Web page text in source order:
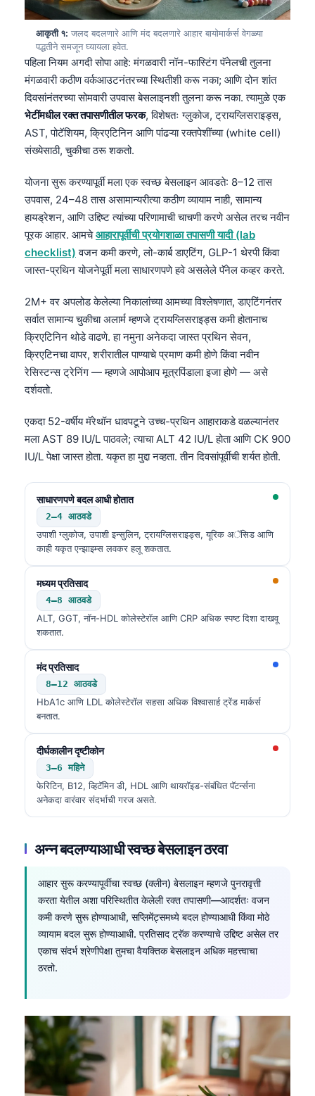
आकृती १: जलद बदलणारे आणि मंद बदलणारे आहार बायोमार्कर्स वेगळ्या
पद्धतीने समजून घ्यायला हवेत.
पहिला नियम अगदी सोपा आहे: मंगळवारी नॉन-फास्टिंग पॅनेलची तुलना
मंगळवारी कठीण वर्कआउटनंतरच्या स्थितीशी करू नका; आणि दोन शांत
दिवसांनंतरच्या सोमवारी उपवास बेसलाइनशी तुलना करू नका. त्यामुळे एक
भेटींमधील रक्त तपासणीतील फरक, विशेषतः ग्लुकोज, ट्रायग्लिसराइड्स,
AST, पोटॅशियम, क्रिएटिनिन आणि पांढऱ्या रक्तपेशींच्या (white cell)
संख्येसाठी, चुकीचा ठरू शकतो.
योजना सुरू करण्यापूर्वी मला एक स्वच्छ बेसलाइन आवडते: 8–12 तास
उपवास, 24–48 तास असामान्यरीत्या कठीण व्यायाम नाही, सामान्य
हायड्रेशन, आणि उद्दिष्ट त्यांच्या परिणामाची चाचणी करणे असेल तरच नवीन
पूरक आहार. आमचेआहारापूर्वीची प्रयोगशाळा तपासणी यादी (lab
checklist) वजन कमी करणे, लो-कार्ब डाएटिंग, GLP-1 थेरपी किंवा
जास्त-प्रथिन योजनेपूर्वी मला साधारणपणे हवे असलेले पॅनेल कव्हर करते.
2M+ वर अपलोड केलेल्या निकालांच्या आमच्या विश्लेषणात, डाएटिंगनंतर
सर्वात सामान्य चुकीचा अलार्म म्हणजे ट्रायग्लिसराइड्स कमी होतानाच
क्रिएटिनिन थोडे वाढणे. हा नमुना अनेकदा जास्त प्रथिन सेवन,
क्रिएटिनचा वापर, शरीरातील पाण्याचे प्रमाण कमी होणे किंवा नवीन
रेसिस्टन्स ट्रेनिंग — म्हणजे आपोआप मूत्रपिंडाला इजा होणे — असे
दर्शवतो.
एकदा 52-वर्षीय मॅरेथॉन धावपटूने उच्च-प्रथिन आहाराकडे वळल्यानंतर
मला AST 89 IU/L पाठवले; त्याचा ALT 42 IU/L होता आणि CK 900
IU/L पेक्षा जास्त होता. यकृत हा मुद्दा नव्हता. तीन दिवसांपूर्वीची शर्यत होती.
साधारणपणे बदल आधी होतात
2–4 आठवडे
उपाशी ग्लुकोज, उपाशी इन्सुलिन, ट्रायग्लिसराइड्स, यूरिक अॅसिड आणि
काही यकृत एन्झाइम्स लवकर हलू शकतात.
मध्यम प्रतिसाद
4–8 आठवडे
ALT, GGT, नॉन-HDL कोलेस्टेरॉल आणि CRP अधिक स्पष्ट दिशा दाखवू
शकतात.
मंद प्रतिसाद
8–12 आठवडे
HbA1c आणि LDL कोलेस्टेरॉल सहसा अधिक विश्वासार्ह ट्रेंड मार्कर्स
बनतात.
दीर्घकालीन दृष्टीकोन
3–6 महिने
फेरिटिन, B12, व्हिटॅमिन डी, HDL आणि थायरॉइड-संबंधित पॅटर्न्सना
अनेकदा वारंवार संदर्भाची गरज असते.
अन्न बदलण्याआधी स्वच्छ बेसलाइन ठरवा
आहार सुरू करण्यापूर्वीचा स्वच्छ (क्लीन) बेसलाइन म्हणजे पुनरावृत्ती
करता येतील अशा परिस्थितीत केलेली रक्त तपासणी—आदर्शतः वजन
कमी करणे सुरू होण्याआधी, सप्लिमेंट्समध्ये बदल होण्याआधी किंवा मोठे
व्यायाम बदल सुरू होण्याआधी. प्रतिसाद ट्रॅक करण्याचे उद्दिष्ट असेल तर
एकाच संदर्भ श्रेणीपेक्षा तुमचा वैयक्तिक बेसलाइन अधिक महत्त्वाचा
ठरतो.